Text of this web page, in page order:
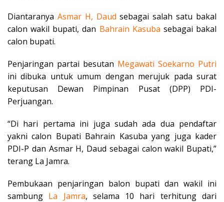
Diantaranya Asmar H, Daud sebagai salah satu bakal
calon wakil bupati, dan Bahrain Kasuba sebagai bakal
calon bupati.
Penjaringan partai besutan Megawati Soekarno Putri
ini dibuka untuk umum dengan merujuk pada surat
keputusan Dewan Pimpinan Pusat (DPP) PDI-
Perjuangan.
“Di hari pertama ini juga sudah ada dua pendaftar
yakni calon Bupati Bahrain Kasuba yang juga kader
PDI-P dan Asmar H, Daud sebagai calon wakil Bupati,”
terang La Jamra.
Pembukaan penjaringan balon bupati dan wakil ini
sambung La Jamra, selama 10 hari terhitung dari